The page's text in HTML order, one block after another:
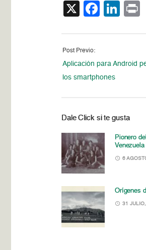
X
Post Previo:
Aplicación para Android
los smartphones
Dale Click si te gusta
Pionero
Venezuela
6
Orígenes
31